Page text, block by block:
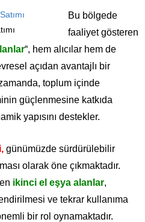
Bu bölgede
faaliyet gösteren
“, hem alıcılar hem de
açıdan avantajlı bir
toplum içinde
güçlenmesine katkıda
yapısını destekler.
günümüzde sürdürülebilir
olarak öne çıkmaktadır.
ikinci el eşya alanlar,
ve tekrar kullanıma
bir rol oynamaktadır.